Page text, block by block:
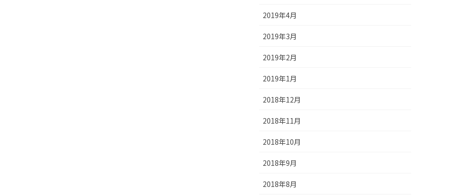
2019年4月
2019年3月
2019年2月
2019年1月
2018年12月
2018年11月
2018年10月
2018年9月
2018年8月